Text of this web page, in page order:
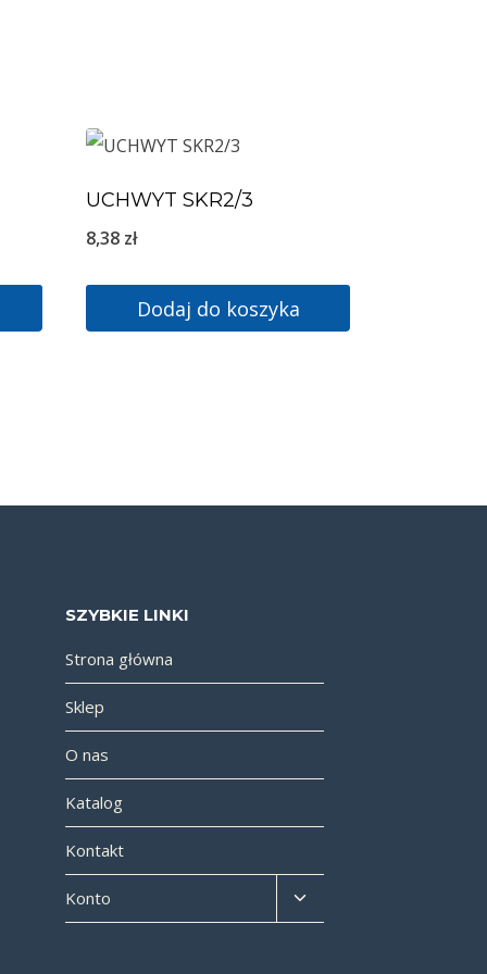
UCHWYT SKR2/3
8,38 zł
Dodaj do koszyka
SZYBKIE LINKI
Strona główna
Sklep
O nas
Katalog
Kontakt
Konto